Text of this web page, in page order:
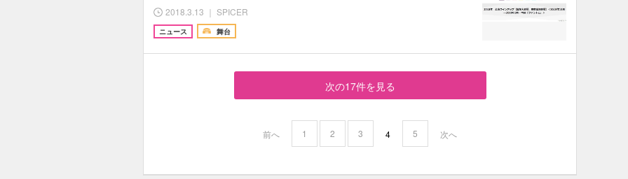
2018.3.13 ｜ SPICER
ニュース 舞台
次の17件を見る
前へ 1 2 3 4 5 次へ